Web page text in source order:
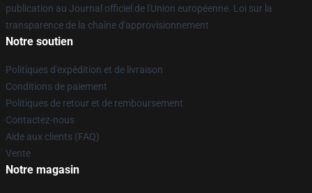
publication au Journal officiel de l'Union européenne. Loi sur la
transparence de la chaîne d'approvisionnement
Notre soutien
Politiques d'expédition et de livraison
Conditions de paiement
Politiques de retour et de remboursement
Contactez-nous
Aide aux clients (FAQ)
Vente
Notre magasin